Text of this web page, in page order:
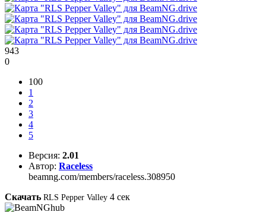
943
0
100
1
2
3
4
5
Версия: 2.01
Автор: Raceless
beamng.com/members/raceless.308950
Скачать RLS Pepper Valley 4 сек